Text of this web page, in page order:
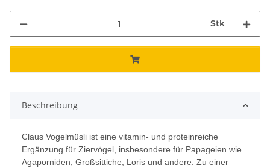
Stk
Beschreibung
Claus Vogelmüsli ist eine vitamin- und proteinreiche
Ergänzung für Ziervögel, insbesondere für Papageien wie
Agaporniden, Großsittiche, Loris und andere. Zu einer